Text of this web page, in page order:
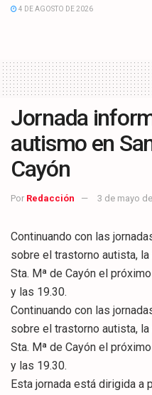
4 DE AGOSTO DE 2026
Jornada
autismo en
Cayón
Por Redacción 3 de mayo
Continuando con las
sobre el trastorno autista,
Sta. Mª de Cayón el
y las 19.30.
Continuando con las
sobre el trastorno autista,
Sta. Mª de Cayón el
y las 19.30.
Esta jornada está dirigida